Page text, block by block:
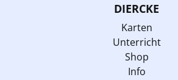
DIERCKE
Karten
Unterricht
Shop
Info